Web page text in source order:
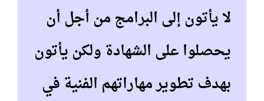
لا يأتون إلى البرامج من أجل أن
يحصلوا على الشهادة ولكن يأتون
بهدف تطوير مهاراتهم الفنية في